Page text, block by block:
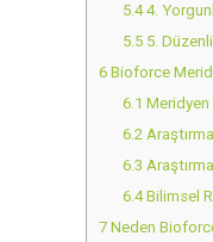
5.44.
5.55. Düzenli
6 Bioforce
6.1 Meridyen
6.2
6.3
6.4Bilimsel
7 Neden